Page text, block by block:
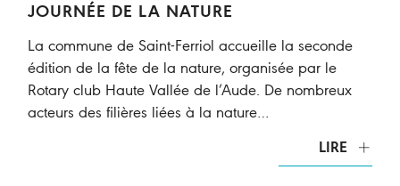
JOURNÉE DE LA NATURE
La commune de Saint-Ferriol accueille la seconde
édition de la fête de la nature, organisée par le
Rotary club Haute Vallée de l’Aude. De nombreux
acteurs des filières liées à la nature…
LIRE